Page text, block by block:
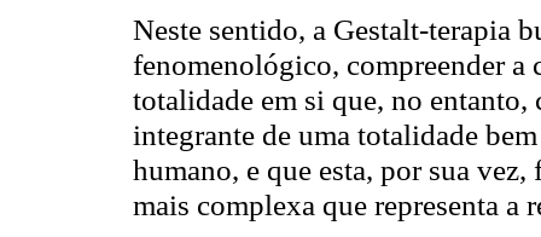
Neste sentido, a Gestalt-terapia
fenomenológico, compreender a
totalidade em si que, no entanto,
integrante de uma totalidade
humano, e que esta, por sua
mais complexa que representa a